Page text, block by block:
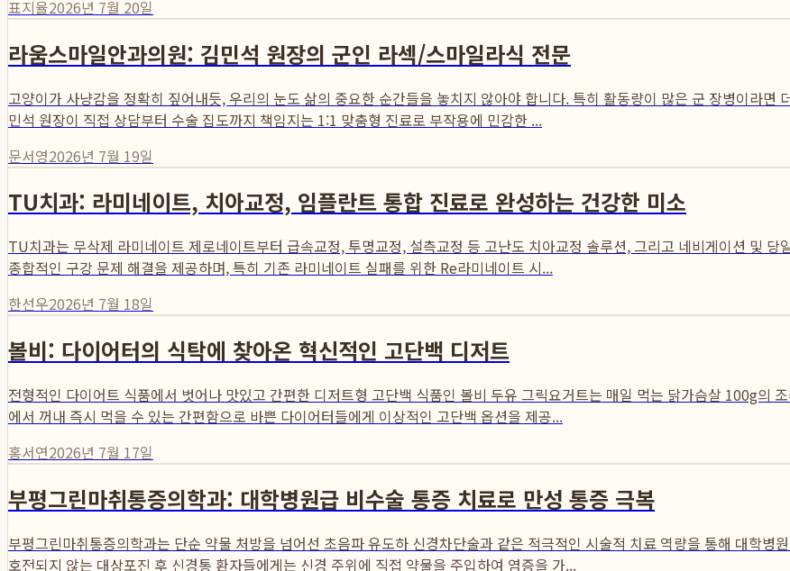
표지율2026년 7월 20일
라움스마일안과의원: 김민석 원장의 군인 라섹/스마일라식 전문
고양이가 사냥감을 정확히 짚어내듯, 우리의 눈도 삶의 중요한 순간들을 놓치지 않아야 합니다. 특히 활동량이 많은 군 장병이라면
민석 원장이 직접 상담부터 수술 집도까지 책임지는 1:1 맞춤형 진료로 부작용에 민감한 ...
문서영2026년 7월 19일
TU치과: 라미네이트, 치아교정, 임플란트 통합 진료로 완성하는 건강한 미소
TU치과는 무삭제 라미네이트 제로네이트부터 급속교정, 투명교정, 설측교정 등 고난도 치아교정 솔루션, 그리고 네비게이션 및
종합적인 구강 문제 해결을 제공하며, 특히 기존 라미네이트 실패를 위한 Re라미네이트 시...
한선우2026년 7월 18일
볼비: 다이어터의 식탁에 찾아온 혁신적인 고단백 디저트
전형적인 다이어트 식품에서 벗어나 맛있고 간편한 디저트형 고단백 식품인 볼비 두유 그릭요거트는 매일 먹는 닭가슴살 100g의
에서 꺼내 즉시 먹을 수 있는 간편함으로 바쁜 다이어터들에게 이상적인 고단백 옵션을 제공...
홍서연2026년 7월 17일
부평그린마취통증의학과: 대학병원급 비수술 통증 치료로 만성 통증 극복
부평그린마취통증의학과는 단순 약물 처방을 넘어선 초음파 유도하 신경차단술과 같은 적극적인 시술적 치료 역량을 통해 대학병
호전되지 않는 대상포진 후 신경통 환자들에게는 신경 주위에 직접 약물을 주입하여 염증을 가...